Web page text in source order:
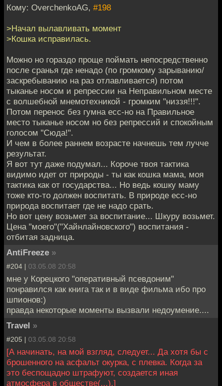
Кому: OverchenkoAG, #198
>Начал вылавливать момент
>Кошка исправилась.
Можно но гораздо проще поймать непосредственно
после сранья где ненадо (по громкому зарыванию/
заскребыванию на раз отлавливается) потом
тыканье носом и репрессии на Неправильном месте
с волшебной мнемотехникой - громким "низзя!!!".
Потом перенос без гумна есс-но на Правильное
место тыканье носом но без репрессий и спокойным
голосом "Сюда!".
И чем в более раннем возрасте начнешь тем лучче
результат.
Я вот тут даже подумал... Короче твоя тактика
видимо идет от природы - ты как кошка мама, моя
тактика как от государства... Но ведь кошку маму
тоже кто-то должен воспитать. В природе есс-но
природа воспитает где не надо срать.
Но вот цену возьмет за воспитание... Шкуру возьмет.
Цена "моего"("Хайнлайновского") воспитания -
отбитая задница.
AntiFreeze »
#204 | 03.05.08 20:58
мне у Корецкого "оперативный псевдоним"
понравился как книга так и в виде фильма ибо про
шпионов:)
правда некоторые моменты вызвали недоумение....
Travel »
#205 | 03.05.08 20:58
[А начинать, на мой взгляд, следует... Да хотя бы с
брошенного на асфальт окурка, с плевка. Когда за
это беспощадно штрафуют, создается иная
атмосфера в обществе(...).]